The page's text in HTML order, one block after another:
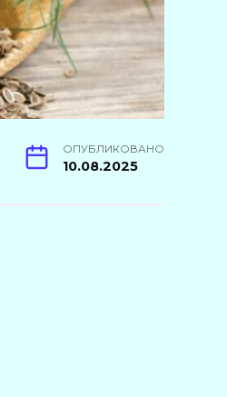
ОПУБЛИКОВАНО
10.08.2025